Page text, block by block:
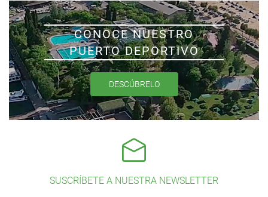
CONOCE NUESTRO
PUERTO DEPORTIVO
DESCÚBRELO
SUSCRÍBETE A NUESTRA NEWSLETTER